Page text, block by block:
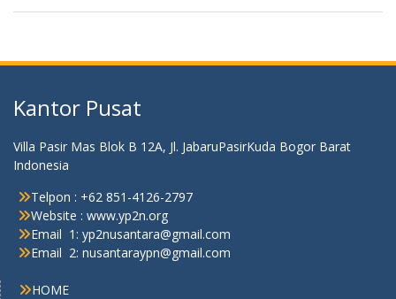
Kantor Pusat
Villa Pasir Mas Blok B 12A, Jl. JabaruPasirKuda Bogor Barat
Indonesia
Telpon : +62 851-4126-2797
Website : www.yp2n.org
Email 1: yp2nusantara@gmail.com
Email 2: nusantaraypn@gmail.com
HOME